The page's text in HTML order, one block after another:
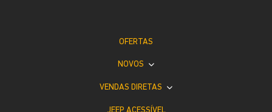
OFERTAS
NOVOS
VENDAS DIRETAS